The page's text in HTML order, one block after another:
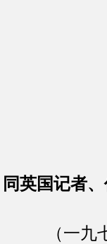
同英国记者
（一九七